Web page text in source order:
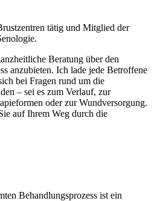
tätig und Mitglied der
Beratung über den
anzubieten. Ich lade jede Betroffene
bei Fragen rund um die
– sei es zum Verlauf, zur
oder zur Wundversorgung.
auf Ihrem Weg durch die
Behandlungsprozess ist ein